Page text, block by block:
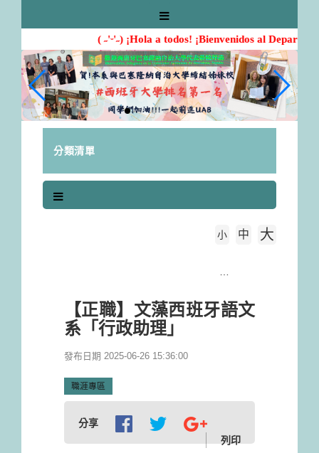
( ˶'ᵕ'˶) ¡Hola a todos! ¡Bienvenidos al
分類清單
小 中 大
【正職】文藻西班牙語文
系「行政助理」
發布日期 2025-06-26 15:36:00
職涯專區
分享
列印